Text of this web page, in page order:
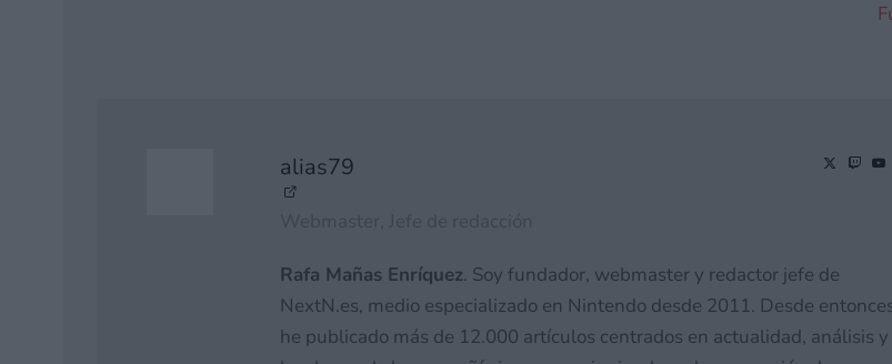
alias79
Rafa Mañas Enríquez. Soy fundador, webmaster y redactor jefe de
NextN.es, medio especializado en Nintendo desde 2011. Desde
he publicado más de 12.000 artículos centrados en actualidad, análisis y